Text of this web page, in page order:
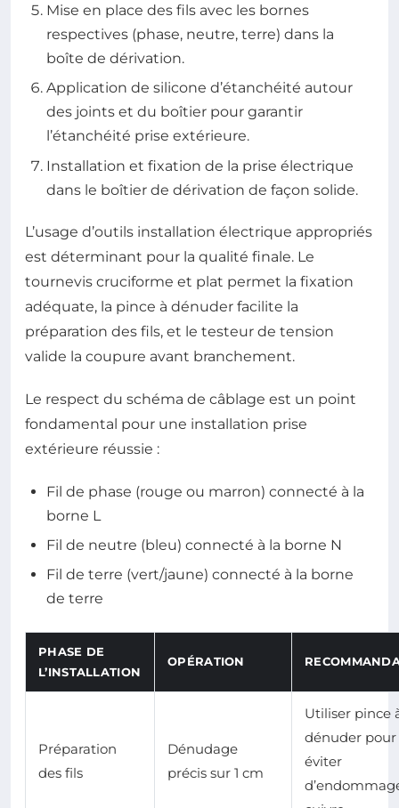
Mise en place des fils avec les bornes
respectives (phase, neutre, terre) dans la
boîte de dérivation.
Application de silicone d’étanchéité autour
des joints et du boîtier pour garantir
l’étanchéité prise extérieure.
Installation et fixation de la prise électrique
dans le boîtier de dérivation de façon solide.
L’usage d’outils installation électrique appropriés
est déterminant pour la qualité finale. Le
tournevis cruciforme et plat permet la fixation
adéquate, la pince à dénuder facilite la
préparation des fils, et le testeur de tension
valide la coupure avant branchement.
Le respect du schéma de câblage est un point
fondamental pour une installation prise
extérieure réussie :
Fil de phase (rouge ou marron) connecté à la
borne L
Fil de neutre (bleu) connecté à la borne N
Fil de terre (vert/jaune) connecté à la borne
de terre
PHASE DE
L’INSTALLATION
OPÉRATION
Préparation
des fils
Dénudage
précis sur 1 cm
Utiliser pince
dénuder pour
éviter